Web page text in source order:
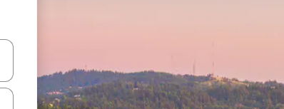
os usando as seta para cima e para baixo do teclado ou